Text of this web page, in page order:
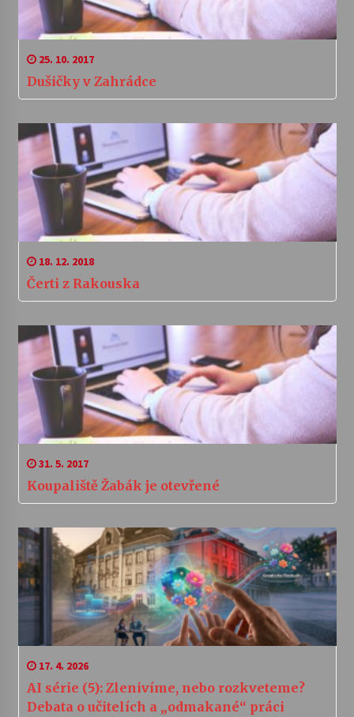
25. 10. 2017
Dušičky v Zahrádce
18. 12. 2018
Čerti z Rakouska
31. 5. 2017
Koupaliště Žabák je otevřené
17. 4. 2026
AI série (5): Zlenivíme, nebo rozkveteme?
Debata o učitelích a „odmakané“ práci